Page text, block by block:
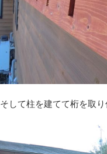
そして柱を建てて桁を取り